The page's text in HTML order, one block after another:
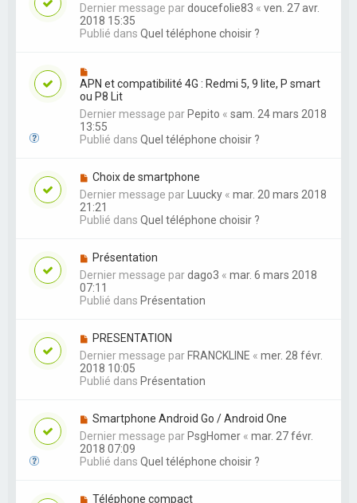
Dernier message pardoucefolie83 « ven. 27 avr.
2018 15:35
Publié dans Quel téléphone choisir ?
APN et compatibilité 4G : Redmi 5, 9 lite, P smart
ou P8 Lit
Dernier message parPepito « sam. 24 mars 2018
13:55
Publié dans Quel téléphone choisir ?
Choix de smartphone
Dernier message parLuucky « mar. 20 mars 2018
21:21
Publié dans Quel téléphone choisir ?
Présentation
Dernier message pardago3 « mar. 6 mars 2018
07:11
Publié dans Présentation
PRESENTATION
Dernier message parFRANCKLINE « mer. 28 févr.
2018 10:05
Publié dans Présentation
Smartphone Android Go / Android One
Dernier message parPsgHomer « mar. 27 févr.
2018 07:09
Publié dans Quel téléphone choisir ?
Téléphone compact